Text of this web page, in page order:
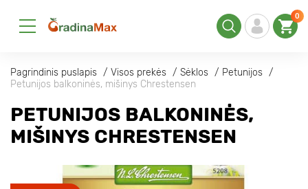
0
Pagrindinis puslapis Visos prekės Sėklos
Petunijos
Petunijos balkoninės, mišinys Chrestensen
PETUNIJOS BALKONINĖS,
MIŠINYS CHRESTENSEN